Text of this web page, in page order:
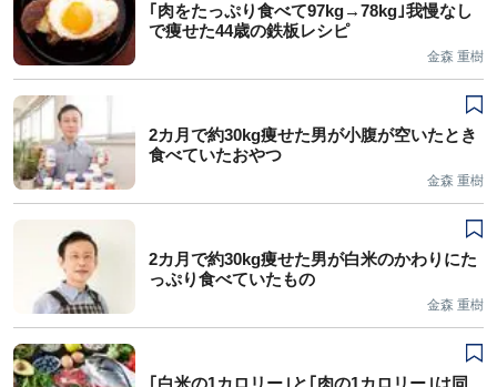
｢肉をたっぷり食べて97kg→78kg｣我慢なし
で痩せた44歳の鉄板レシピ
金森 重樹
2カ月で約30kg痩せた男が小腹が空いたとき
食べていたおやつ
金森 重樹
2カ月で約30kg痩せた男が白米のかわりにた
っぷり食べていたもの
金森 重樹
｢白米の1カロリー｣と｢肉の1カロリー｣は同